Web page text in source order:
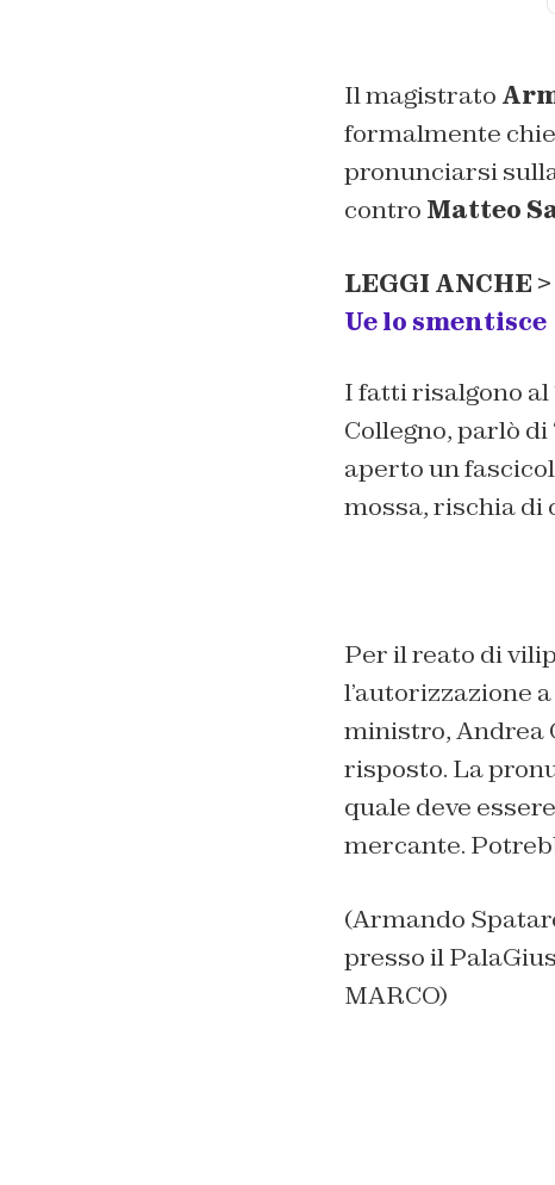
Il magistrato
formalmente
pronunciarsi
contro Matteo
LEGGI ANCHE >
Ue lo smentisce
I fatti risalgono al
Collegno, parlò di
aperto un
mossa, rischia di
Per il reato di
l’autorizzazione
ministro, Andrea
risposto. La
quale deve
mercante.
(Armando
presso il
MARCO)